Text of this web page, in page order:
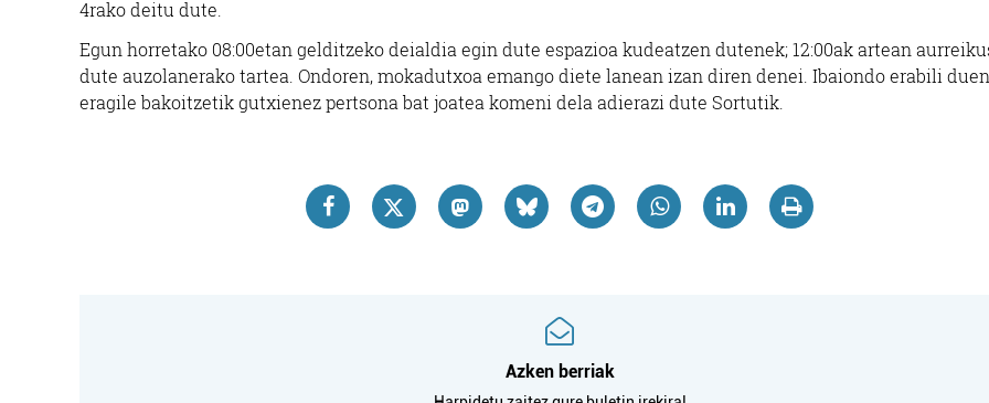
4rako deitu dute.
Egun horretako 08:00etan gelditzeko deialdia egin dute espazioa kudeatzen dutenek; 12:00ak artean
dute auzolanerako tartea. Ondoren, mokadutxoa emango diete lanean izan diren denei. Ibaiondo erabili duen
eragile bakoitzetik gutxienez pertsona bat joatea komeni dela adierazi dute Sortutik.
Azken berriak
BEERLAGUN - OARSOAK
OARSOALDEKO
BEILATOKIA